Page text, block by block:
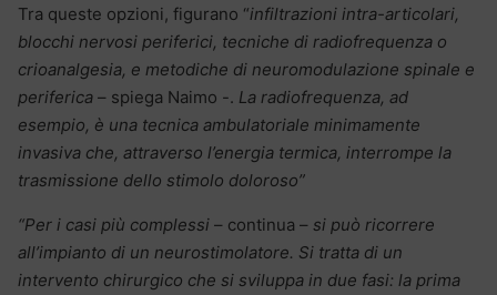
Tra queste opzioni, figurano “infiltrazioni intra-articolari,
blocchi nervosi periferici, tecniche di radiofrequenza o
crioanalgesia, e metodiche di neuromodulazione spinale e
periferica – spiega Naimo -. La radiofrequenza, ad
esempio, è una tecnica ambulatoriale minimamente
invasiva che, attraverso l’energia termica, interrompe la
trasmissione dello stimolo doloroso”
“Per i casi più complessi – continua – si può ricorrere
all’impianto di un neurostimolatore. Si tratta di un
intervento chirurgico che si sviluppa in due fasi: la prima